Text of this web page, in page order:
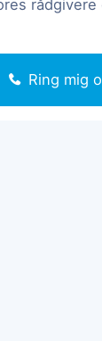
rådgivere
Ring mig